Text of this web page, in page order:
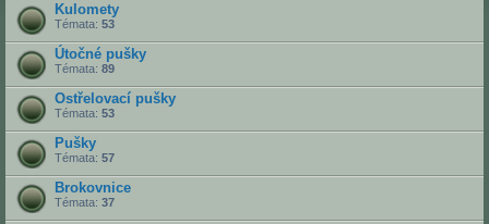
Kulomety
Témata: 53
Útočné pušky
Témata: 89
Ostřelovací pušky
Témata: 53
Pušky
Témata: 57
Brokovnice
Témata: 37